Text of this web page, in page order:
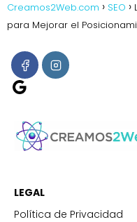
v
e
Creamos2Web.com SEO
para Mejorar el
Google
LEGAL
Política de Privacidad